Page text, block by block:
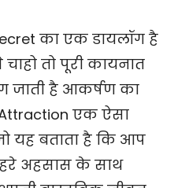
का एक डायलॉग है
तो पूरी कायनात
जाती है आकर्षण का
Attraction एक ऐसा
यह बताता है कि आप
अहसास के साथ